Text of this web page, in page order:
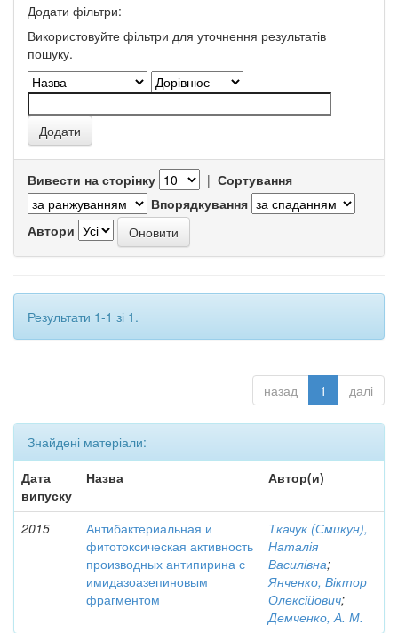
Додати фільтри:
Використовуйте фільтри для уточнення результатів
пошуку.
Вивести на сторінку | Сортування
Впорядкування
Автори
Результати 1-1 зі 1.
назад 1 далі
Знайдені матеріали:
Дата
випуску
Назва Автор(и)
2015
Антибактериальная и
фитотоксическая активность
производных антипирина с
имидазоазепиновым
фрагментом
Ткачук (Смикун),
Наталія
Василівна;
Янченко, Віктор
Олексійович;
Демченко, А. М.